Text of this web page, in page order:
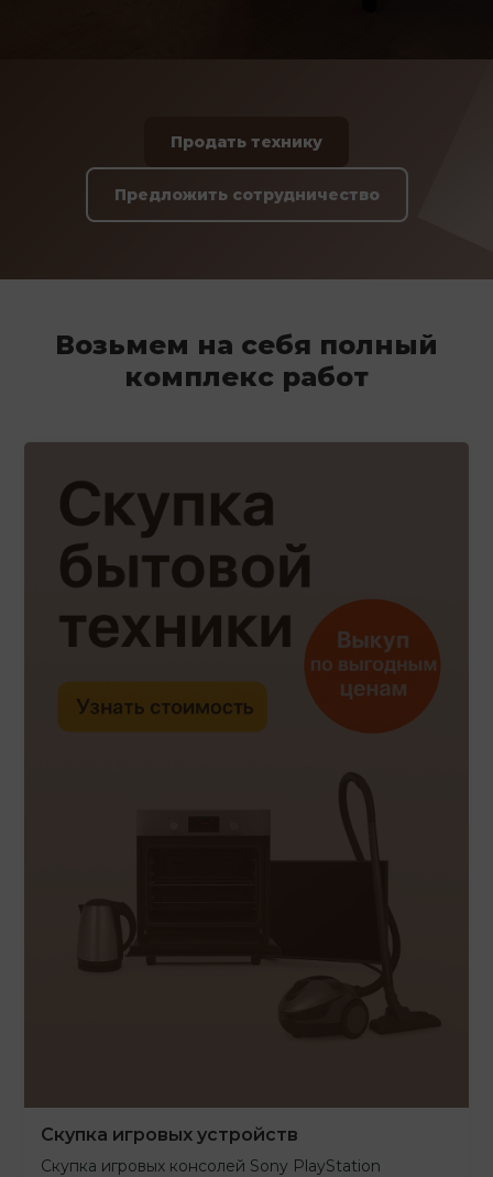
Продать технику
Предложить сотрудничество
Возьмем на себя полный
комплекс работ
Скупка игровых устройств
Скупка игровых консолей Sony PlayStation